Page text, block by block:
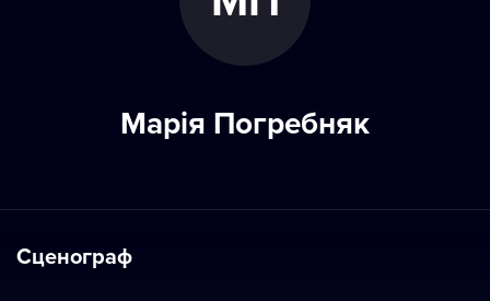
Зареєструватися
Марія Погребняк
Сценограф